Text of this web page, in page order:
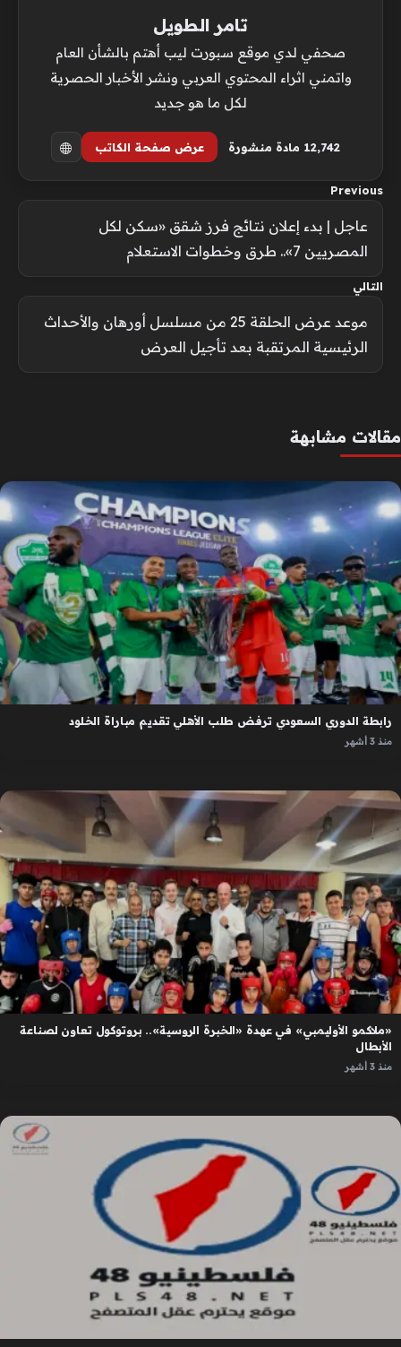
تامر الطويل
صحفي لدي موقع سبورت ليب أهتم بالشأن العام
واتمني اثراء المحتوي العربي ونشر الأخبار الحصرية
لكل ما هو جديد
12٬742 مادة منشورة عرض صفحة الكاتب
Previous
عاجل | بدء إعلان نتائج فرز شقق «سكن لكل
المصريين 7».. طرق وخطوات الاستعلام
التالي
موعد عرض الحلقة 25 من مسلسل أورهان والأحداث
الرئيسية المرتقبة بعد تأجيل العرض
مقالات مشابهة
رابطة الدوري السعودي ترفض طلب الأهلي تقديم مباراة الخلود
منذ 3 أشهر
«ملاكمو الأوليمبي» في عهدة «الخبرة الروسية».. بروتوكول تعاون لصناعة
الأبطال
منذ 3 أشهر